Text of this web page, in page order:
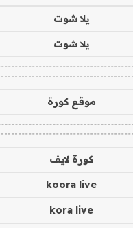
يلا شوت
يلا شوت
موقع كورة
كورة لايف
koora live
kora live